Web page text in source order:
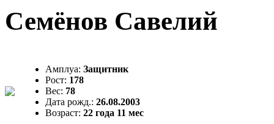
Семёнов Савелий
Амплуа: Защитник
Рост: 178
Вес: 78
Дата рожд.: 26.08.2003
Возраст: 22 года 11 мес